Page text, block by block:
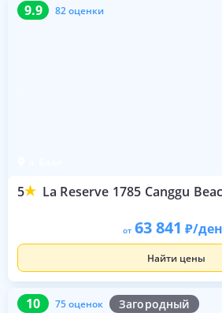
9.9 82 оценки
5 La Reserve 1785 Canggu
от 63 841 /
Найти цены
10 75 оценок Загородный
10 75 оценок